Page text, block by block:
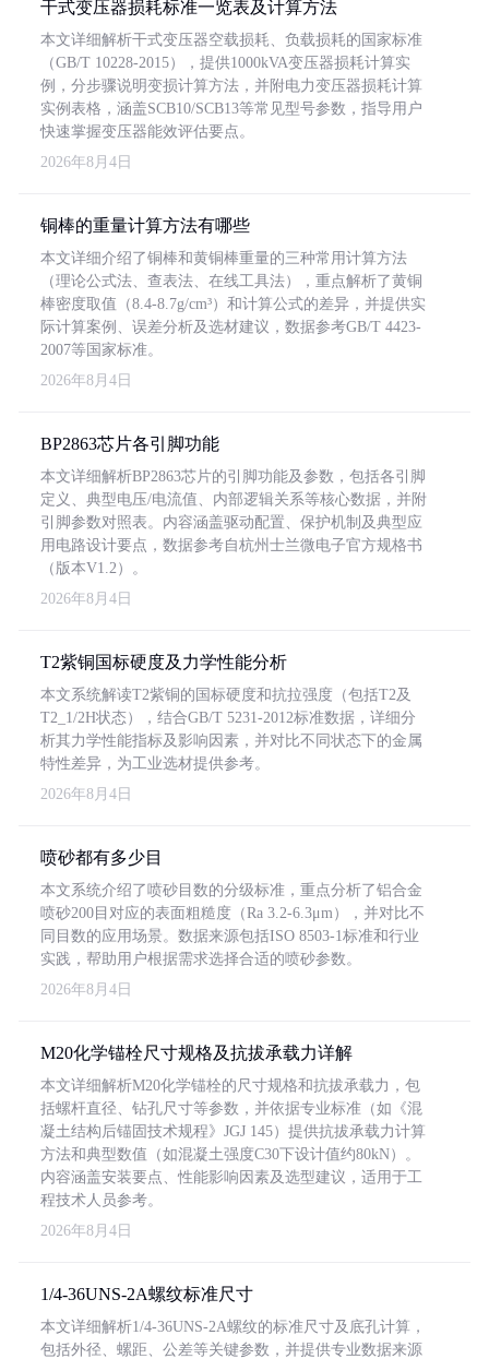
干式变压器损耗标准一览表及计算方法
本文详细解析干式变压器空载损耗、负载损耗的国家标准
（GB/T 10228-2015），提供1000kVA变压器损耗计算实
例，分步骤说明变损计算方法，并附电力变压器损耗计算
实例表格，涵盖SCB10/SCB13等常见型号参数，指导用户
快速掌握变压器能效评估要点。
2026年8月4日
铜棒的重量计算方法有哪些
本文详细介绍了铜棒和黄铜棒重量的三种常用计算方法
（理论公式法、查表法、在线工具法），重点解析了黄铜
棒密度取值（8.4-8.7g/cm³）和计算公式的差异，并提供实
际计算案例、误差分析及选材建议，数据参考GB/T 4423-
2007等国家标准。
2026年8月4日
BP2863芯片各引脚功能
本文详细解析BP2863芯片的引脚功能及参数，包括各引脚
定义、典型电压/电流值、内部逻辑关系等核心数据，并附
引脚参数对照表。内容涵盖驱动配置、保护机制及典型应
用电路设计要点，数据参考自杭州士兰微电子官方规格书
（版本V1.2）。
2026年8月4日
T2紫铜国标硬度及力学性能分析
本文系统解读T2紫铜的国标硬度和抗拉强度（包括T2及
T2_1/2H状态），结合GB/T 5231-2012标准数据，详细分
析其力学性能指标及影响因素，并对比不同状态下的金属
特性差异，为工业选材提供参考。
2026年8月4日
喷砂都有多少目
本文系统介绍了喷砂目数的分级标准，重点分析了铝合金
喷砂200目对应的表面粗糙度（Ra 3.2-6.3μm），并对比不
同目数的应用场景。数据来源包括ISO 8503-1标准和行业
实践，帮助用户根据需求选择合适的喷砂参数。
2026年8月4日
M20化学锚栓尺寸规格及抗拔承载力详解
本文详细解析M20化学锚栓的尺寸规格和抗拔承载力，包
括螺杆直径、钻孔尺寸等参数，并依据专业标准（如《混
凝土结构后锚固技术规程》JGJ 145）提供抗拔承载力计算
方法和典型数值（如混凝土强度C30下设计值约80kN）。
内容涵盖安装要点、性能影响因素及选型建议，适用于工
程技术人员参考。
2026年8月4日
1/4-36UNS-2A螺纹标准尺寸
本文详细解析1/4-36UNS-2A螺纹的标准尺寸及底孔计算，
包括外径、螺距、公差等关键参数，并提供专业数据来源